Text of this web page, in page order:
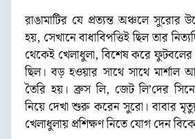
রাঙামাটির যে প্রত্যন্ত অঞ্চলে
হয়, সেখানে বাধাবিপত্তিই ছিল তার
থেকেই খেলাধুলা, বিশেষ করে
ছিল। বড় হওয়ার সাথে সাথে মার্শাল
তৈরি হয়। ব্রুস লি, জেট লি’দের
নিয়ে দেখা শুরু করেন সুরো। বাবার
খেলাধুলায় প্রশিক্ষণ নিতে যোগ দেন